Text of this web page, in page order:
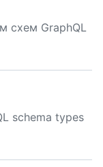
схем GraphQL
schema types